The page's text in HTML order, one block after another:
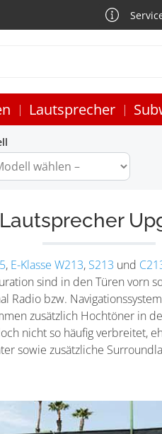
Lautsprecher
, E-Klasse W213, S213 und
sind in den Türen
bzw.
zusätzlich Hochtöner in
nicht so häufig verbreitet,
sowie zusätzliche